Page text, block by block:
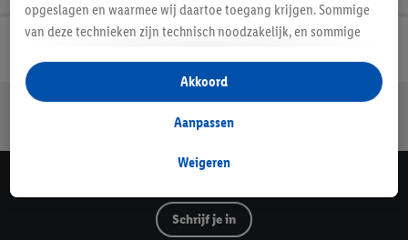
Jouw voordelen bij ons als Lidl webshop klant
Veilig winkelen
Schrijf je in
opgeslagen en waarmee wij daartoe toegang krijgen. Sommige
van deze technieken zijn technisch noodzakelijk, en sommige
opslaan van voorkeursinstellingen, het verzamelen en
analyseren van statistieken of voor het tonen van
gepersonaliseerde reclame binnen en buiten de Lidl-diensten.
gegevens over jouw aankoopgedrag in de winkel ook voor de
Als je hier toestemming geeft aan ons voor het personaliseren
van reclame en als je vervolgens een Lidl Plus-account
Weigeren
Aanpassen
Akkoord